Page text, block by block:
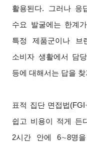
활용된다. 그러나 응
수요 발굴에는 한계
특정 제품군이나 브
소비자 생활에서 담
등에 대해서는 답을
표적 집단 면접법
쉽고 비용이 적게 든
2시간 안에 6∼8명